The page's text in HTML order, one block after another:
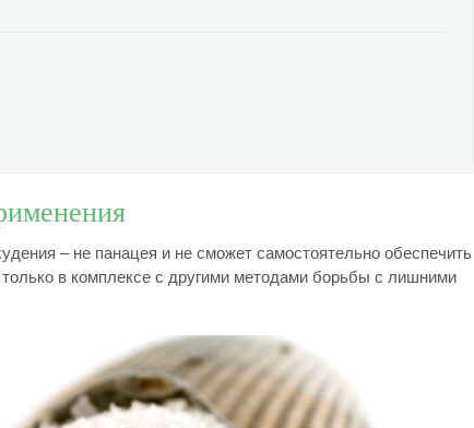
– не панацея и не сможет самостоятельно обеспечить
в комплексе с другими методами борьбы с лишними